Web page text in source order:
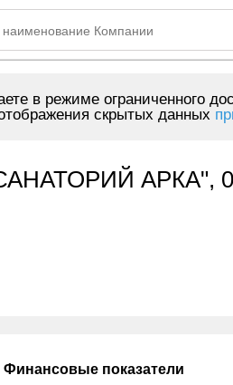
в режиме ограниченного
скрытых данных
АРКА",
Финансовые показатели